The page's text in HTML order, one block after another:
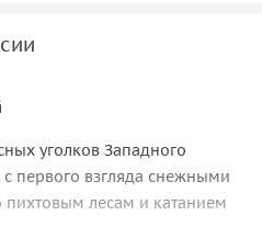
уголков Западного
с первого взгляда снежными
лесам и катанием